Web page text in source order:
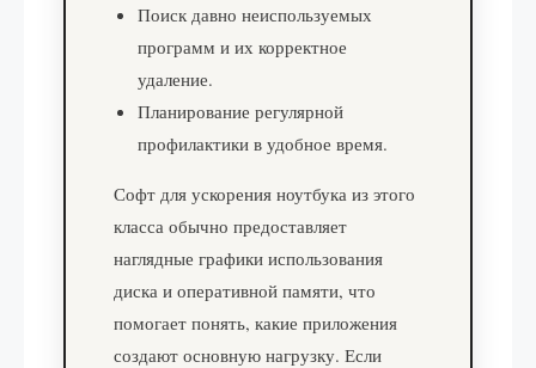
Поиск давно неиспользуемых
программ и их корректное
удаление.
Планирование регулярной
профилактики в удобное время.
Софт для ускорения ноутбука из этого
класса обычно предоставляет
наглядные графики использования
диска и оперативной памяти, что
помогает понять, какие приложения
создают основную нагрузку. Если